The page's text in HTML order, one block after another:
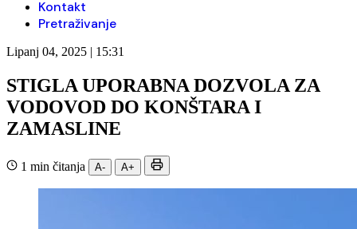
Kontakt
Pretraživanje
Lipanj 04, 2025 | 15:31
STIGLA UPORABNA DOZVOLA ZA
VODOVOD DO KONŠTARA I
ZAMASLINE
1 min čitanja A- A+